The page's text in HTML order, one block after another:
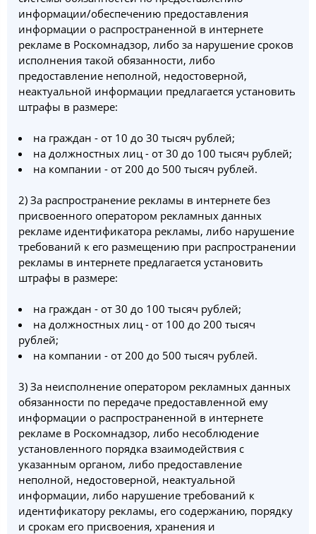
информации/обеспечению предоставления
информации о распространенной в интернете
рекламе в Роскомнадзор, либо за нарушение сроков
исполнения такой обязанности, либо
предоставление неполной, недостоверной,
неактуальной информации предлагается установить
штрафы в размере:
на граждан - от 10 до 30 тысяч рублей;
на должностных лиц - от 30 до 100 тысяч рублей;
на компании - от 200 до 500 тысяч рублей.
2) За распространение рекламы в интернете без
присвоенного оператором рекламных данных
рекламе идентификатора рекламы, либо нарушение
требований к его размещению при распространении
рекламы в интернете предлагается установить
штрафы в размере:
на граждан - от 30 до 100 тысяч рублей;
на должностных лиц - от 100 до 200 тысяч
рублей;
на компании - от 200 до 500 тысяч рублей.
3) За неисполнение оператором рекламных данных
обязанности по передаче предоставленной ему
информации о распространенной в интернете
рекламе в Роскомнадзор, либо несоблюдение
установленного порядка взаимодействия с
указанным органом, либо предоставление
неполной, недостоверной, неактуальной
информации, либо нарушение требований к
идентификатору рекламы, его содержанию, порядку
и срокам его присвоения, хранения и